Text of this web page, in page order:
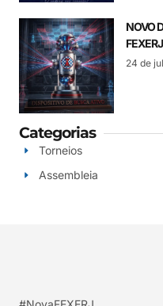
NOVO
FEXERJ
24 de
Categorias
Torneios
Assembleia